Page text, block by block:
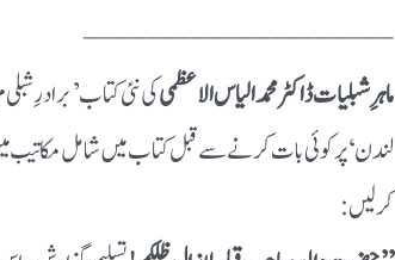
ماہرِ شبلیات ڈاکٹر محمد الیاس الاعظمیکی نئی کتاب ’ برادرِ
لندن ‘ پر کوئی بات کرنے سے قبل کتاب میں شامل مکاتیب
کرلیں :